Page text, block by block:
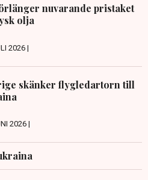
nuvarande pristaket
olja
2026 |
skänker flygledartorn till
2026 |